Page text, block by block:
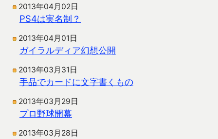
2013年04月02日
PS4は実名制？
2013年04月01日
ガイラルディア幻想公開
2013年03月31日
手品でカードに文字書くもの
2013年03月29日
プロ野球開幕
2013年03月28日